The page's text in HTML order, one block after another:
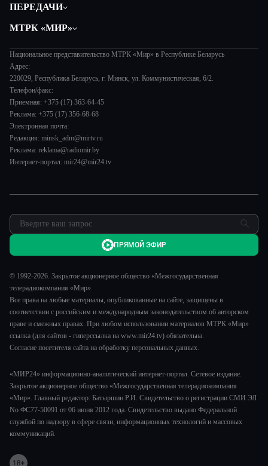
Экономика
Происшествия
Наука и технологии
Здоровье и медицина
Авто
Культура
Спорт
ПЕРЕДАЧИ
Все как у людей
Вместе выгодно
Евразия. Культурно
Евразия. Регионы
Наши иностранцы
Пять причин поехать в...
Сделано в Содружестве
МТРК «МИР»
История
Руководство
Лица мира
Новости
Пресса о нас
Карьера
Реклама
Национальное представительство МТРК «Мир» в Республике Беларусь
Адрес:
220029, Республика Беларусь, г. Минск, ул. Коммунистическая, 6/2.
Телефон/факс:
Приемная: +375 (17) 363-64-45
Реклама: +375 (17) 356-68-68
Электронная почта:
Редакция: minsk_adm@mirtv.ru
Реклама: reklama@radiomir.by
Интернет-портал: mir24@mir24.tv
© 1992-2026. Закрытое акционерное общество «Межгосударственная
телерадиокомпания «Мир»
Все права на любые материалы, опубликованные на сайте, защищены в
соответствии с российским и международным законодательством об авторском
праве и смежных правах. При любом использовании материалов МТРК «Мир»
ссылка (для сайтов - гиперссылка на www.mir24.tv) обязательна.
Согласие посетителя сайта на обработку персональных данных.
«МИР24» информационно-аналитический интернет-портал. Сетевое издание.
Закрытое акционерное общество «Межгосударственная телерадиокомпания
«Мир». Главный редактор: Батыршин Р.И. Свидетельство о регистрации СМИ ЭЛ
No ФС77-50091 от 06 июня 2012 года. Свидетельство выдано Федеральной
службой по надзору в сфере связи, информационных технологий и массовых
коммуникаций.
ПРЯМОЙ ЭФИР